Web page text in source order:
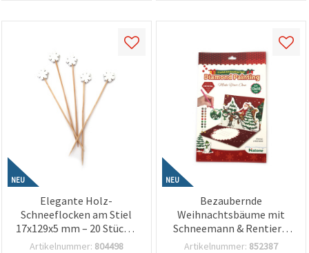
NEU
Elegante Holz-
Schneeflocken am Stiel
17x129x5 mm – 20 Stück –
Natur Deko zum Basteln
Artikelnummer: 804498
NEU
Bezaubernde
Weihnachtsbäume mit
Schneemann & Rentier –
3D Diamond Painting
Artikelnummer: 852387